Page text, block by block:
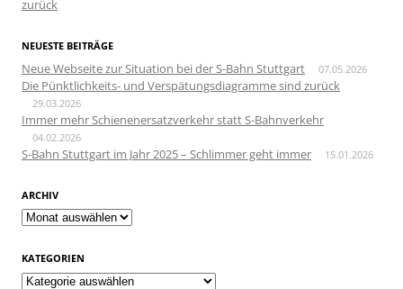
zurück
NEUESTE BEITRÄGE
Neue Webseite zur Situation bei der S-Bahn Stuttgart 07.05.2026
Die Pünktlichkeits- und Verspätungsdiagramme sind zurück
29.03.2026
Immer mehr Schienenersatzverkehr statt S-Bahnverkehr
04.02.2026
S-Bahn Stuttgart im Jahr 2025 – Schlimmer geht immer 15.01.2026
ARCHIV
Archiv
KATEGORIEN
Kategorien